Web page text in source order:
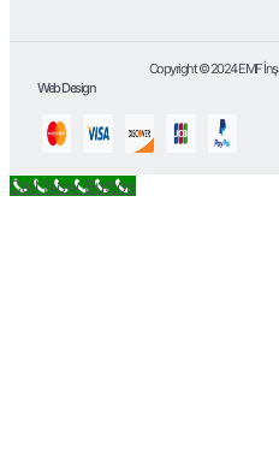
Copyright © 2024 EMF
Web Design
Call Now Button